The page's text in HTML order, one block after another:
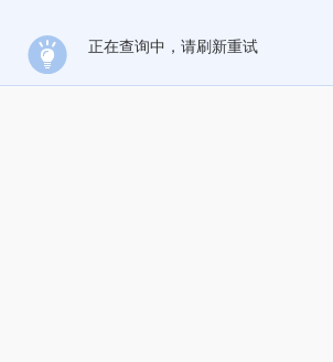
正在查询中，请刷新重试